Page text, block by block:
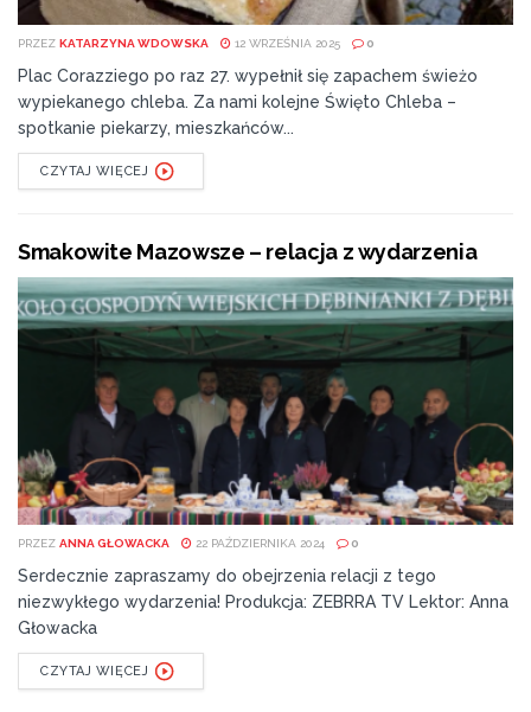
PRZEZ KATARZYNA WDOWSKA 12 WRZEŚNIA 2025 0
Plac Corazziego po raz 27. wypełnił się zapachem świeżo
wypiekanego chleba. Za nami kolejne Święto Chleba –
spotkanie piekarzy, mieszkańców...
CZYTAJ WIĘCEJ
Smakowite Mazowsze – relacja z wydarzenia
PRZEZ ANNA GŁOWACKA 22 PAŹDZIERNIKA 2024 0
Serdecznie zapraszamy do obejrzenia relacji z tego
niezwykłego wydarzenia! Produkcja: ZEBRRA TV Lektor: Anna
Głowacka
CZYTAJ WIĘCEJ